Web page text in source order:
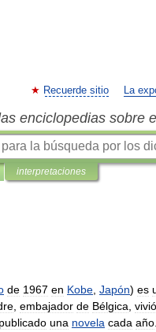
Recuerde sitio La
enciclopedias sobre
interpretaciones
de 1967 en Kobe Japón) es
embajador de Bélgica vivió
publicado una novela cada año